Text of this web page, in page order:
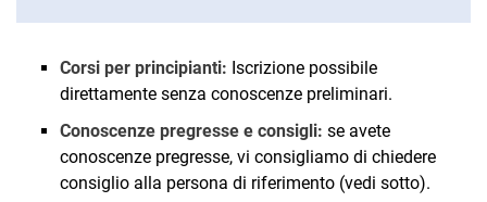
Corsi per principianti: Iscrizione possibile
direttamente senza conoscenze preliminari.
Conoscenze pregresse e consigli: se avete
conoscenze pregresse, vi consigliamo di chiedere
consiglio alla persona di riferimento (vedi sotto).